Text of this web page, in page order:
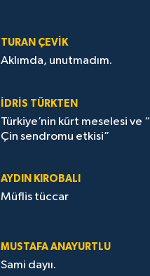
TURAN ÇEVİK
Aklımda, unutmadım.
İDRİS TÜRKTEN
Türkiye’nin kürt meselesi ve “
Çin sendromu etkisi”
AYDIN KIROBALI
Müflis tüccar
MUSTAFA ANAYURTLU
Sami dayıı.